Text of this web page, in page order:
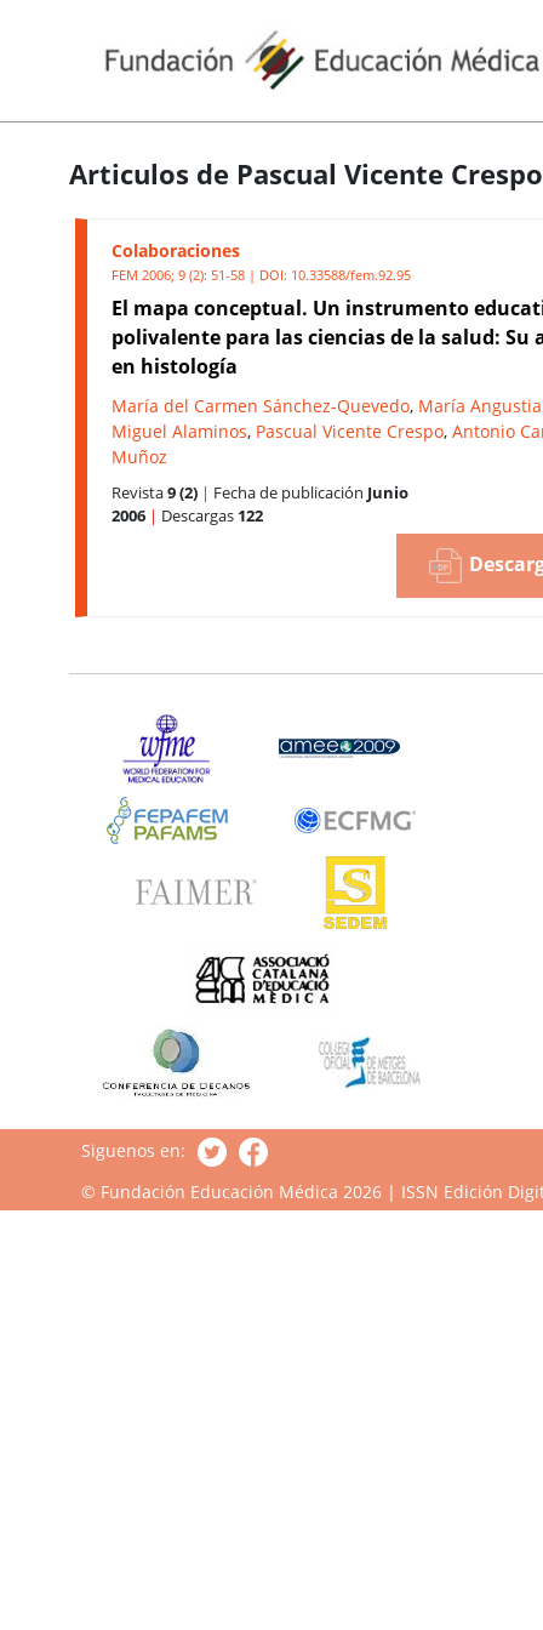
Articulos de Pascual Vicente Crespo
Colaboraciones
FEM 2006; 9 (2): 51-58 | DOI: 10.33588/fem.92.95
El mapa conceptual. Un instrumento
polivalente para las ciencias de la salud: Su
en histología
María del Carmen Sánchez-Quevedo, María
Miguel Alaminos, Pascual Vicente Crespo, Antonio
Muñoz
Revista9 (2) | Fecha de publicación Junio
2006 | Descargas 122
Siguenos en:
© Fundación Educación Médica 2026 | ISSN Edición